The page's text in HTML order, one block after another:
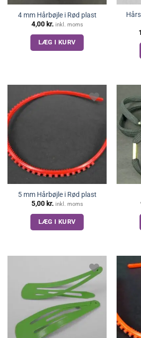
4 mm Hårbøjle i Rød plast
4,00 kr. inkl. moms
LÆG I KURV
5 mm Hårbøjle i Rød plast
5,00 kr. inkl. moms
LÆG I KURV